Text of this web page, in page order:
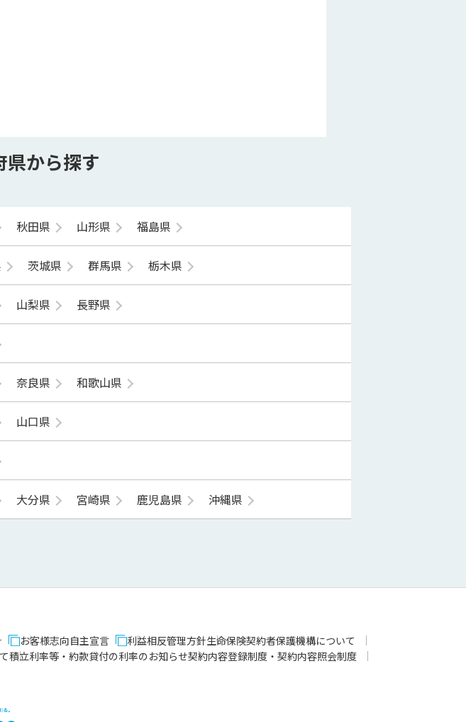
県から探す
秋田県 山形県 福島県
茨城県 群馬県 栃木県
山梨県 長野県
奈良県 和歌山県
山口県
大分県 宮崎県 鹿児島県 沖縄県
お客様志向自主宣言 利益相反管理方針生命保険契約者保護機構について
積立利率等・約款貸付の利率のお知らせ契約内容登録制度・契約内容照会制度